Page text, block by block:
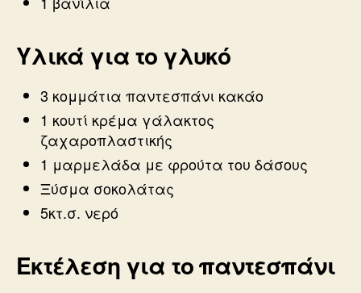
Υλικά για το γλυκό
3 κομμάτια παντεσπάνι κακάο
1 κουτί κρέμα γάλακτος
ζαχαροπλαστικής
1 μαρμελάδα με φρούτα του δάσους
Ξύσμα σοκολάτας
5κτ.σ. νερό
Εκτέλεση για το παντεσπάνι